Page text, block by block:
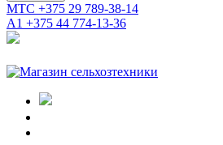
МТС +375 29 789-38-14
А1 +375 44 774-13-36